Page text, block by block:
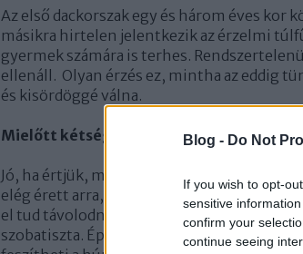
Blog - Do Not
If you wish to opt-
sensitive
confirm your
continue seeing
Az első dackorszak egy és három éves kor
másikra hirtelen jelentkezik az érzelmi
gyermek számára is terhes.
ellenáll. Olyan érzés ez, mintha az eddig
és kisördöggé válna.
Mielőtt kétségbeesne!
Jó, ha értjük, miről is szól a dackorszak
elég érett arra, hogy saját határait
el tud távolodni a térben az anyától,
szobatiszta. Épp optimális időszak ez